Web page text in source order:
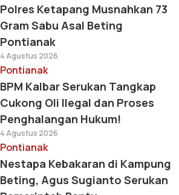
Polres Ketapang Musnahkan 73
Gram Sabu Asal Beting
Pontianak
4 Agustus 2026
Pontianak
BPM Kalbar Serukan Tangkap
Cukong Oli Ilegal dan Proses
Penghalangan Hukum!
4 Agustus 2026
Pontianak
Nestapa Kebakaran di Kampung
Beting, Agus Sugianto Serukan